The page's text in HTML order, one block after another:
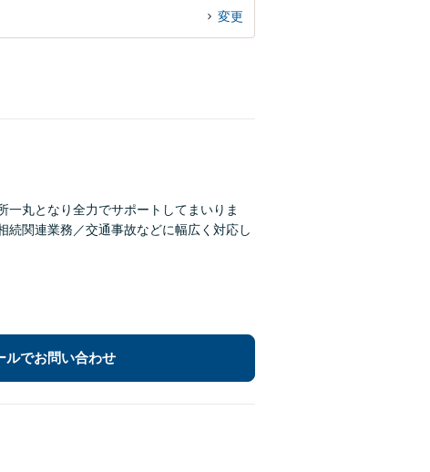
変更
丸となり全力でサポートしてまいりま
関連業務／交通事故などに幅広く対応し
ルでお問い合わせ